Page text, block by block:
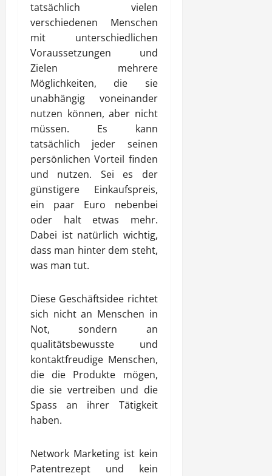
tatsächlich vielen
verschiedenen Menschen
mit unterschiedlichen
Voraussetzungen und
Zielen mehrere
Möglichkeiten, die sie
unabhängig voneinander
nutzen können, aber nicht
müssen. Es kann
tatsächlich jeder seinen
persönlichen Vorteil finden
und nutzen. Sei es der
günstigere Einkaufspreis,
ein paar Euro nebenbei
oder halt etwas mehr.
Dabei ist natürlich wichtig,
dass man hinter dem steht,
was man tut.
Diese Geschäftsidee richtet
sich nicht an Menschen in
Not, sondern an
qualitätsbewusste und
kontaktfreudige Menschen,
die die Produkte mögen,
die sie vertreiben und die
Spass an ihrer Tätigkeit
haben.
Network Marketing ist kein
Patentrezept und kein